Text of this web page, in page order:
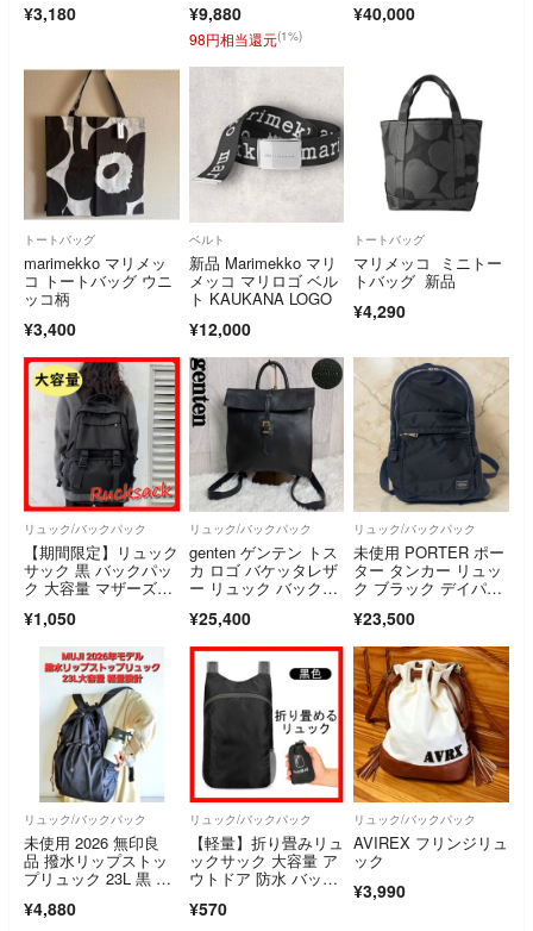
¥3,180 ック×ホワイト 斜め掛
け クロスボディ 軽量
¥9,880
98円相当還元(1%)
¥40,000
トートバッグ
marimekko マリメッ
コ トートバッグ ウニ
ッコ柄
¥3,400
ベルト
新品 Marimekko マリ
メッコ マリロゴ ベル
ト KAUKANA LOGO
¥12,000
トートバッグ
マリメッコ ミニトー
トバッグ 新品
¥4,290
リュック/バックパック
【期間限定】リュック
サック 黒 バックパッ
ク 大容量 マザーズバ
¥1,050
リュック/バックパック
genten ゲンテン トス
カ ロゴ バケッタレザ
ー リュック バックパ
¥25,400
リュック/バックパック
未使用 PORTER ポー
ター タンカー リュッ
ク ブラック デイパッ
ン バッグ
¥23,500
リュック/バックパック
未使用 2026 無印良
品 撥水リップストッ
プリュック 23L 黒 軽
送 大容量 シンプル
¥4,880
リュック/バックパック
【軽量】折り畳みリュ
ックサック 大容量 ア
ウトドア 防水 バック
¥570
リュック/バックパック
AVIREX フリンジリュ
ック
¥3,990